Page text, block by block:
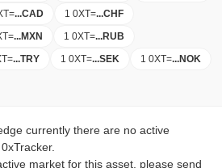
=...CAD 1 0XT=...CHF
=...MXN 1 0XT=...RUB
=...TRY 1 0XT=...SEK 1 0XT=...NOK
currently there are no active
market for this asset, please send